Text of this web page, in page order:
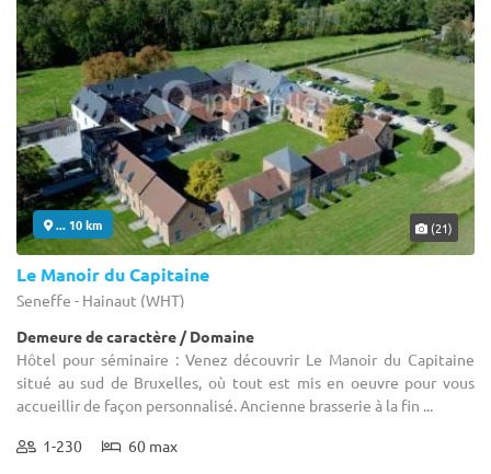
... 10 km (21)
Le Manoir du Capitaine
Seneffe - Hainaut (WHT)
Demeure de caractère / Domaine
Hôtel pour séminaire : Venez découvrir Le Manoir du Capitaine
situé au sud de Bruxelles, où tout est mis en oeuvre pour vous
accueillir de façon personnalisé. Ancienne brasserie à la fin ...
1-230 60 max